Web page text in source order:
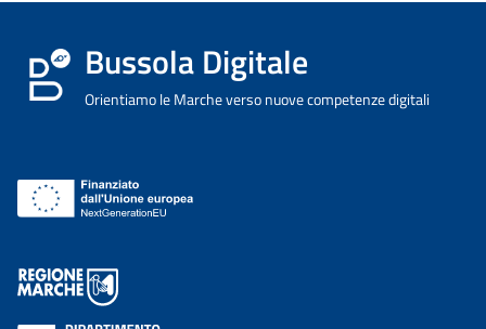
Bussola Digitale
Orientiamo le Marche verso nuove competenze digitali